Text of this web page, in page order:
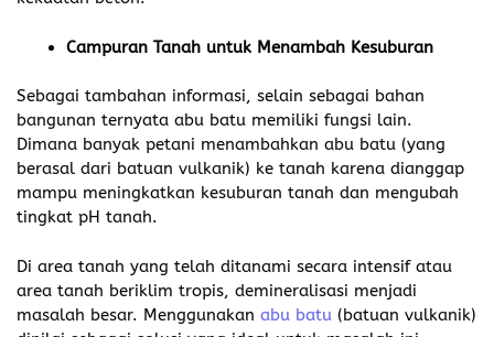
Campuran Tanah untuk Menambah Kesuburan
Sebagai tambahan informasi, selain sebagai bahan
bangunan ternyata abu batu memiliki fungsi lain.
Dimana banyak petani menambahkan abu batu (yang
berasal dari batuan vulkanik) ke tanah karena dianggap
mampu meningkatkan kesuburan tanah dan mengubah
tingkat pH tanah.
Di area tanah yang telah ditanami secara intensif atau
area tanah beriklim tropis, demineralisasi menjadi
masalah besar. Menggunakan abu batu (batuan vulkanik)